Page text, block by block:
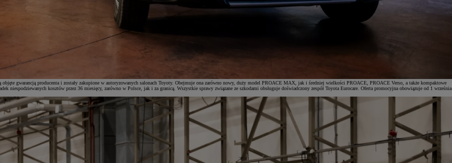
gwarancją producenta i zostały zakupione w autoryzowanych salonach Toyoty. Obejmuje ona zarówno nowy, duży model PROACE MAX, jak i średniej wielkości PROACE, PROACE Verso, a także kompaktowe
kosztów przez 36 miesięcy, zarówno w Polsce, jak i za granicą. Wszystkie sprawy związane ze szkodami obsługuje doświadczony zespół Toyota Eurocare. Oferta promocyjna obowiązuje od 1 września